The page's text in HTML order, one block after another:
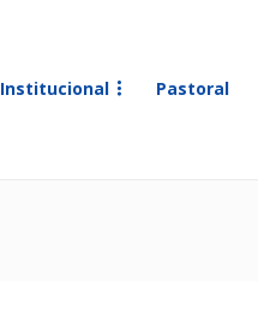
Institucional Pastoral